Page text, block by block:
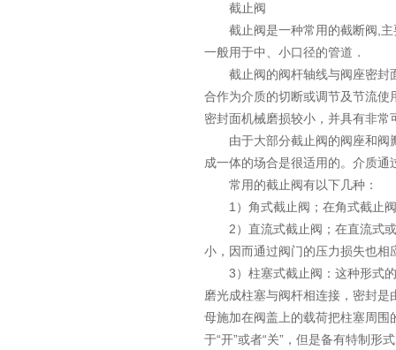
截止阀
截止阀是一种常用的截断阀,主
一般用于中、小口径的管道．
截止阀的阀杆轴线与阀座密封面
合作为介质的切断或调节及节流
密封面机械磨损较小，并具有非
由于大部分截止阀的阀座和阀瓣
成一体的场合是很适用的。介质
常用的截止阀有以下几种：
1）角式截止阀；在角式截止阀
2）直流式截止阀；在直流式或
小，因而通过阀门的压力损失也
3）柱塞式截止阀：这种形式的
磨光成柱塞与阀杆相连接，密封
母施加在阀盖上的载荷把柱塞周
于“开”或者“关”，但是备有特制